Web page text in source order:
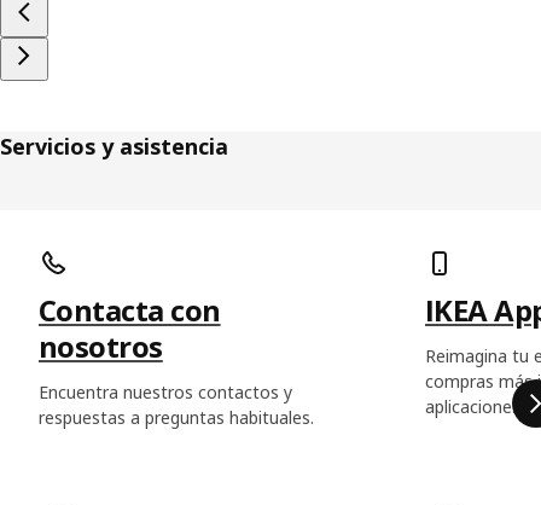
Servicios y asistencia
Contacta con
nosotros
Encuentra nuestros contactos y
respuestas a preguntas habituales.
IKEA
Reimagina tu
compras más
aplicaciones